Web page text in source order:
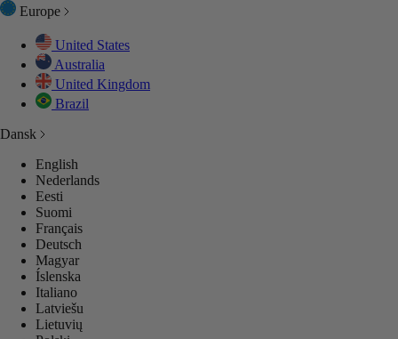
Europe
United States
Australia
United Kingdom
Brazil
Dansk
English
Nederlands
Eesti
Suomi
Français
Deutsch
Magyar
Íslenska
Italiano
Latviešu
Lietuvių
ALT
ALT
ALT